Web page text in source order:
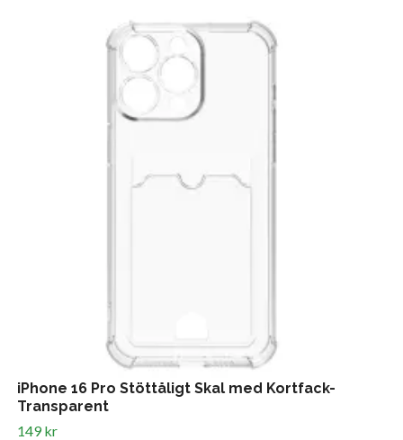
iPhone 16 Pro Stöttåligt Skal med Kortfack-
Transparent
149 kr